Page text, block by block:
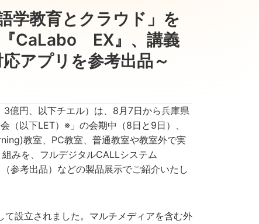
学教育とクラウド」を
CaLabo EX』、講義
アプリを参考出品～
億円、以下チエル）は、8月7日から兵庫県
以下LET）※」の会期中（8日と9日）、
教室、PC教室、普通教室や教室外で実
みを、フルデジタルCALLシステム
参考出品）などの製品展示でご紹介いたし
設立されました。マルチメディアを含む外